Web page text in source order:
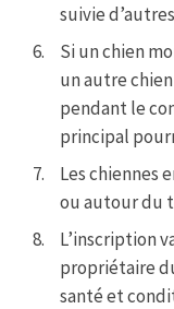
suivie
Si un chien
un autre
pendant le
principal
Les chiennes
ou autour du
L’inscription
propriétaire
santé et